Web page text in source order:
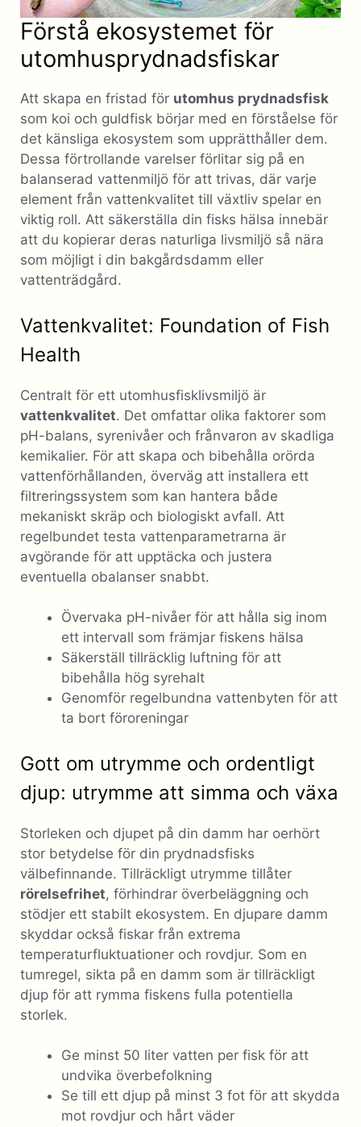
Förstå ekosystemet för
utomhusprydnadsfiskar
Att skapa en fristad för utomhus prydnadsfisk
som koi och guldfisk börjar med en förståelse för
det känsliga ekosystem som upprätthåller dem.
Dessa förtrollande varelser förlitar sig på en
balanserad vattenmiljö för att trivas, där varje
element från vattenkvalitet till växtliv spelar en
viktig roll. Att säkerställa din fisks hälsa innebär
att du kopierar deras naturliga livsmiljö så nära
som möjligt i din bakgårdsdamm eller
vattenträdgård.
Vattenkvalitet: Foundation of Fish
Health
Centralt för ett utomhusfisklivsmiljö är
vattenkvalitet. Det omfattar olika faktorer som
pH-balans, syrenivåer och frånvaron av skadliga
kemikalier. För att skapa och bibehålla orörda
vattenförhållanden, överväg att installera ett
filtreringssystem som kan hantera både
mekaniskt skräp och biologiskt avfall. Att
regelbundet testa vattenparametrarna är
avgörande för att upptäcka och justera
eventuella obalanser snabbt.
Övervaka pH-nivåer för att hålla sig inom
ett intervall som främjar fiskens hälsa
Säkerställ tillräcklig luftning för att
bibehålla hög syrehalt
Genomför regelbundna vattenbyten för att
ta bort föroreningar
Gott om utrymme och ordentligt
djup: utrymme att simma och växa
Storleken och djupet på din damm har oerhört
stor betydelse för din prydnadsfisks
välbefinnande. Tillräckligt utrymme tillåter
rörelsefrihet, förhindrar överbeläggning och
stödjer ett stabilt ekosystem. En djupare damm
skyddar också fiskar från extrema
temperaturfluktuationer och rovdjur. Som en
tumregel, sikta på en damm som är tillräckligt
djup för att rymma fiskens fulla potentiella
storlek.
Ge minst 50 liter vatten per fisk för att
undvika överbefolkning
Se till ett djup på minst 3 fot för att skydda
mot rovdjur och hårt väder